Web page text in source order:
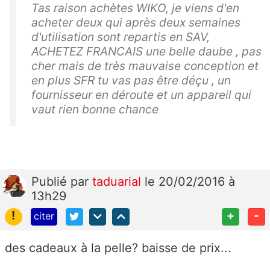
Tas raison achètes WIKO, je viens d'en
acheter deux qui après deux semaines
d'utilisation sont repartis en SAV,
ACHETEZ FRANCAIS une belle daube , pas
cher mais de très mauvaise conception et
en plus SFR tu vas pas être déçu , un
fournisseur en déroute et un appareil qui
vaut rien bonne chance
Publié par taduarial le 20/02/2016 à
13h29
!
citer + -
des cadeaux à la pelle? baisse de prix...